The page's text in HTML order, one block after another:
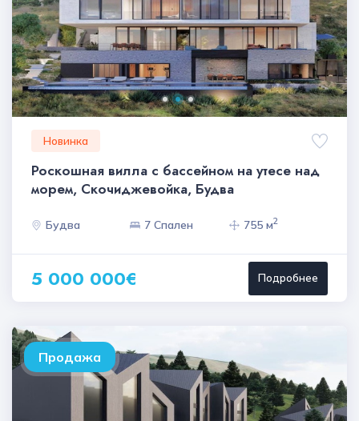
Новинка
Роскошная вилла с бассейном на утесе над
морем, Скочиджевойка, Будва
Будва 7 Спален 755 м2
5 000 000€ Подробнее
Продажа